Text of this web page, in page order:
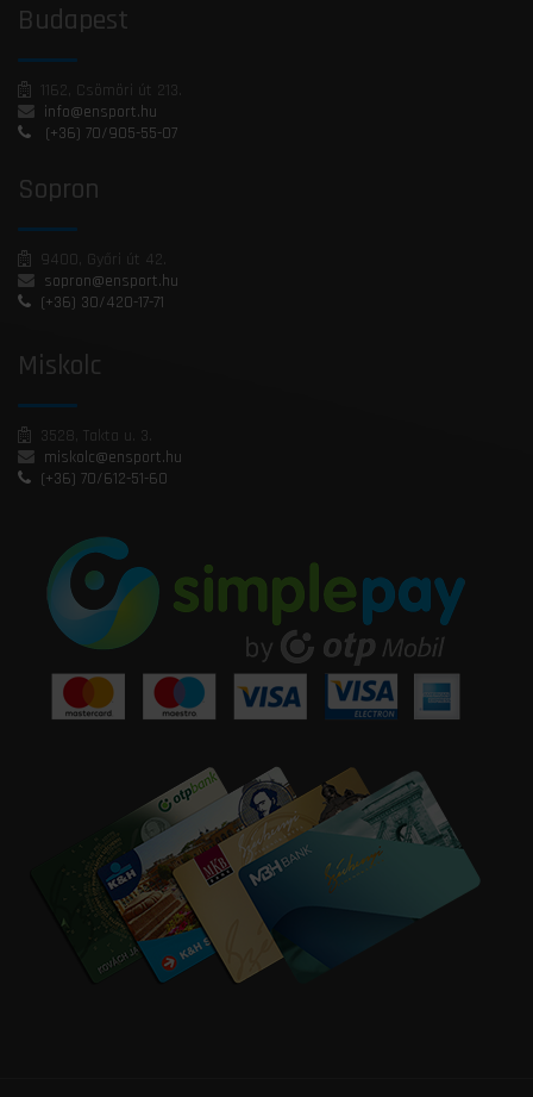
Budapest
1162, Csömöri út 213.
info@ensport.hu
(+36) 70/905-55-07
Sopron
9400, Győri út 42.
sopron@ensport.hu
(+36) 30/420-17-71
Miskolc
3528, Takta u. 3.
miskolc@ensport.hu
(+36) 70/612-51-60